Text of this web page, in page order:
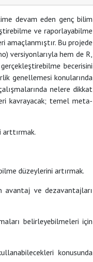
devam eden genç bilim
ve raporlayabilme
amaçlanmıştır. Bu projede
versiyonlarıyla hem de R,
becerisini
genellemesi konularında
nelere dikkat
kavrayacak; temel meta-
arttırmak.
düzeylerini artırmak.
avantaj ve dezavantajları
belirleyebilmeleri için
konusunda